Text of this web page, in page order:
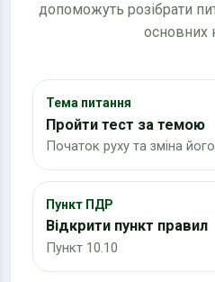
допоможуть розібрати
основних
Тема питання
Пройти тест за темою
Початок руху та зміна
Пункт ПДР
Відкрити пункт правил
Пункт 10.10